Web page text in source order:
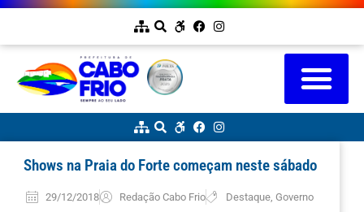
Shows na Praia do Forte começam neste sábado
29/12/2018 Redação Cabo Frio Destaque, Governo